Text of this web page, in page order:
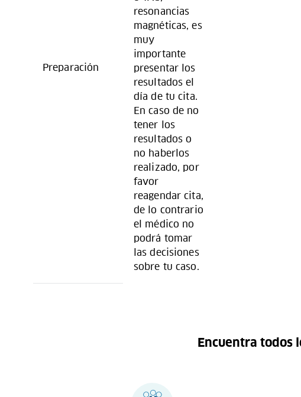
Preparación
resonancias
magnéticas, es
muy
importante
presentar los
resultados el
día de tu cita.
En caso de no
tener los
resultados o
no haberlos
realizado, por
favor
reagendar cita,
de lo contrario
el médico no
podrá tomar
las decisiones
sobre tu caso.
Encuentra todos